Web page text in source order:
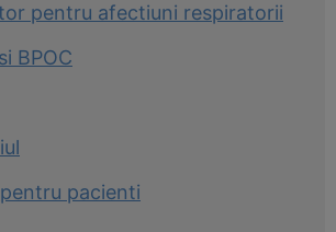
pentru afectiuni respiratorii
BPOC
pacienti